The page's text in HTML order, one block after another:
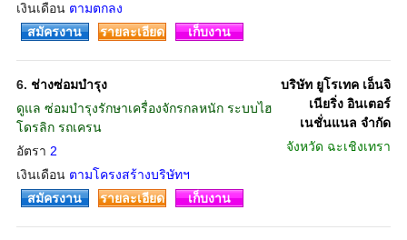
เงินเดือน ตามตกลง
สมัครงาน รายละเอียด เก็บงาน
6. ช่างซ่อมบำรุง
ดูแล ซ่อมบำรุงรักษาเครื่องจักรกลหนัก ระบบไฮ
โดรลิก รถเครน
อัตรา 2
เงินเดือน ตามโครงสร้างบริษัทฯ
บริษัท ยูโรเทค เอ็นจิ
เนียริ่ง อินเตอร์
เนชั่นแนล จำกัด
จังหวัด ฉะเชิงเทรา
สมัครงาน รายละเอียด เก็บงาน